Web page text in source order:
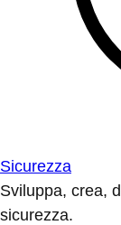
Sicurezza
Sviluppa, crea,
sicurezza.